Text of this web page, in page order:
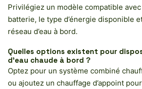
Privilégiez un modèle compatible
batterie, le type d’énergie disponible
réseau d’eau à bord.
Quelles options existent pour
d’eau chaude à bord ?
Optez pour un système combiné
ou ajoutez un chauffage d’appoint